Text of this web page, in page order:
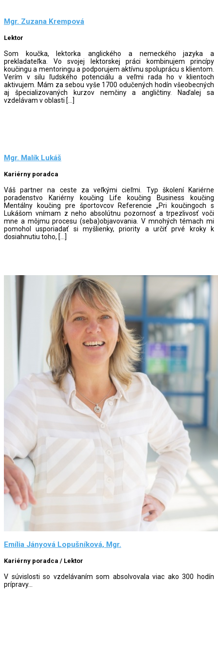
Mgr. Zuzana Krempová
Lektor
Som koučka, lektorka anglického a nemeckého jazyka a
prekladateľka. Vo svojej lektorskej práci kombinujem princípy
koučingu a mentoringu a podporujem aktívnu spoluprácu s klientom.
Verím v silu ľudského potenciálu a veľmi rada ho v klientoch
aktivujem. Mám za sebou vyše 1700 odučených hodín všeobecných
aj špecializovaných kurzov nemčiny a angličtiny. Naďalej sa
vzdelávam v oblasti […]
Mgr. Malík Lukáš
Kariérny poradca
Váš partner na ceste za veľkými cieľmi. Typ školení Kariérne
poradenstvo Kariérny koučing Life koučing Business koučing
Mentálny koučing pre športovcov Referencie „Pri koučingoch s
Lukášom vnímam z neho absolútnu pozornosť a trpezlivosť voči
mne a môjmu procesu (seba)objavovania. V mnohých témach mi
pomohol usporiadať si myšlienky, priority a určiť prvé kroky k
dosiahnutiu toho, […]
Emília Jányová Lopušníková, Mgr.
Kariérny poradca / Lektor
V súvislosti so vzdelávaním som absolvovala viac ako 300 hodín
prípravy...